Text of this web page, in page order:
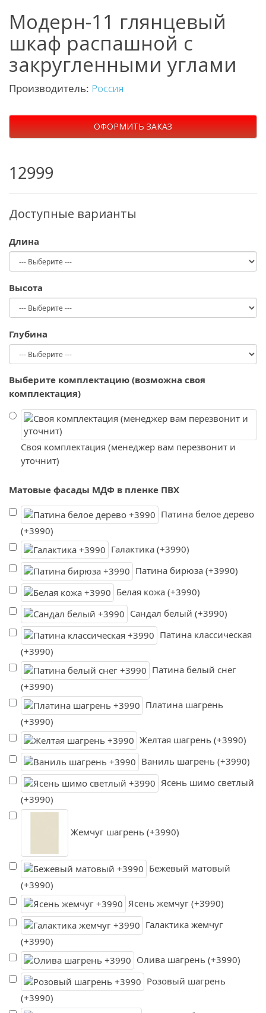
Модерн-11 глянцевый
шкаф распашной с
закругленными углами
Производитель: Россия
ОФОРМИТЬ ЗАКАЗ
12999
Доступные варианты
Длина
Высота
Глубина
Выберите комплектацию (возможна своя
комплектация)
Своя комплектация (менеджер вам перезвонит и
уточнит)
Матовые фасады МДФ в пленке ПВХ
Патина белое дерево
(+3990)
Галактика (+3990)
Патина бирюза (+3990)
Белая кожа (+3990)
Сандал белый (+3990)
Патина классическая
(+3990)
Патина белый снег
(+3990)
Платина шагрень
(+3990)
Желтая шагрень (+3990)
Ваниль шагрень (+3990)
Ясень шимо светлый
(+3990)
Жемчуг шагрень (+3990)
Бежевый матовый
(+3990)
Ясень жемчуг (+3990)
Галактика жемчуг
(+3990)
Олива шагрень (+3990)
Розовый шагрень
(+3990)